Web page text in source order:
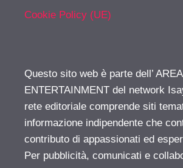
Cookie Policy (UE)
Questo sito web è parte dell’ AREA
ENTERTAINMENT del network
rete editoriale comprende siti
informazione indipendente che
contributo di appassionati ed
Per pubblicità, comunicati e